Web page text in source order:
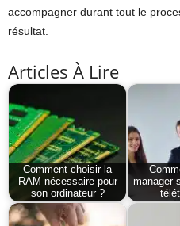
accompagner durant tout le
résultat.
Articles À Lire
Comment choisir la
RAM nécessaire pour
son ordinateur ?
manager